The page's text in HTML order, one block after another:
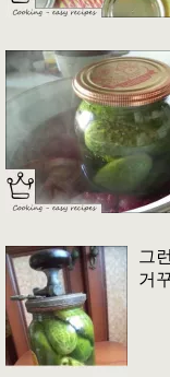
그
거